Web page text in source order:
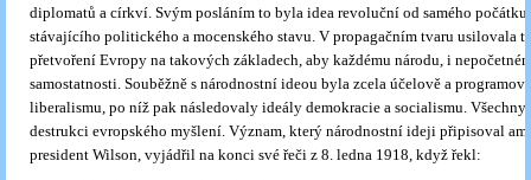
diplomatů a církví. Svým posláním to byla idea revoluční od samého
stávajícího politického a mocenského stavu. V propagačním tvaru usilovala
přetvoření Evropy na takových základech, aby každému národu, i
samostatnosti. Souběžně s národnostní ideou byla zcela účelově a
liberalismu, po níž pak následovaly ideály demokracie a socialismu. Všechny
destrukci evropského myšlení. Význam, který národnostní ideji připisoval
president Wilson, vyjádřil na konci své řeči z 8. ledna 1918, když řekl: